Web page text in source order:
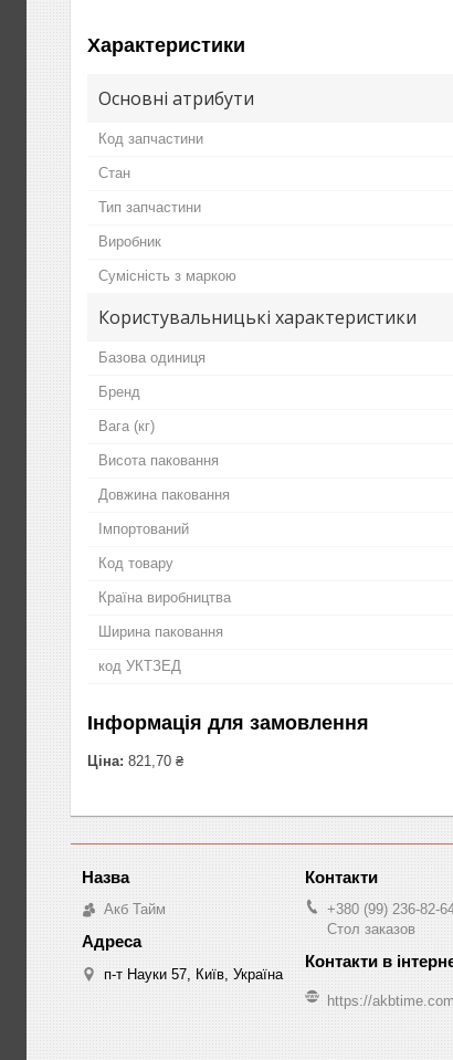
Характеристики
Основні атрибути
Код запчастини
Стан
Тип запчастини
Виробник
Сумісність з маркою
Користувальницькі характеристики
Базова одиниця
Бренд
Вага (кг)
Висота паковання
Довжина паковання
Імпортований
Код товару
Країна виробництва
Ширина паковання
код УКТЗЕД
Інформація для замовлення
Ціна: 821,70 ₴
Акб Тайм
п-т Науки 57, Київ, Україна
+380 (99) 236-82-
Стол заказов
https://